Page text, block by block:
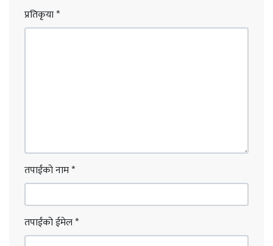
प्रतिकृया*
तपाईंको नाम*
तपाईंको ईमेल*